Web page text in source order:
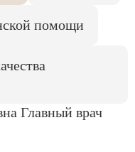
помощи
Главный врач